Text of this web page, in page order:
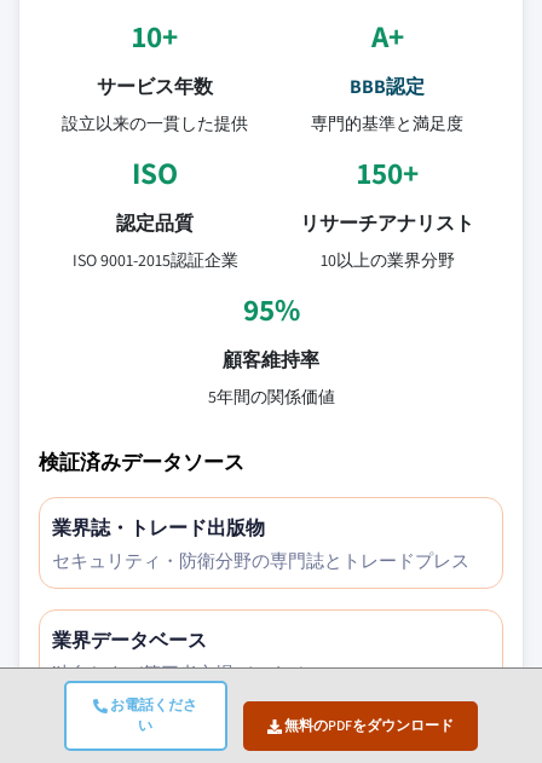
お電話くださ
い
無料のPDFをダウンロード
10+
サービス年数
設立以来の一貫した提供
A+
BBB認定
専門的基準と満足度
ISO
認定品質
ISO 9001-2015認証企業
150+
リサーチアナリスト
10以上の業界分野
95%
顧客維持率
5年間の関係価値
検証済みデータソース
業界誌・トレード出版物
セキュリティ・防衛分野の専門誌とトレードプレス
業界データベース
独自および第三者市場データベース
規制申請書類